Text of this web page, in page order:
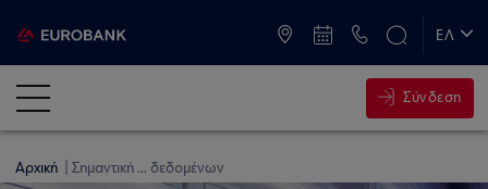
ΕΛ
Σύνδεση
Αρχική Σημαντική ... δεδομένων